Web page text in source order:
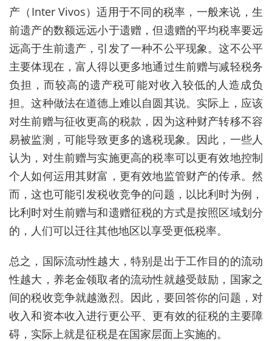
产（ Inter Vivos）适用于不同的税率，一般来说，生
前遗产的数额远远小于遗赠，但遗赠的平均税率要远
远高于生前遗产，引发了一种不公平现象。这不公平
主要体现在，富人得以更多地通过生前赠与减轻税务
负担，而较高的遗产税可能对收入较低的人造成负
担。这种做法在道德上难以自圆其说。实际上，应该
对生前赠与征收更高的税款，因为这种财产转移不容
易被监测，可能导致更多的逃税现象。因此，一些人
认为，对生前赠与实施更高的税率可以更有效地控制
个人如何运用其财富，更有效地监管财产的传承。然
而，这也可能引发税收竞争的问题，以比利时为例，
比利时对生前赠与和遗赠征税的方式是按照区域划分
的，人们可以迁往其他地区以享受更低税率。
总之，国际流动性越大，特别是出于工作目的的流动
性越大，养老金领取者的流动性就越受鼓励，国家之
间的税收竞争就越激烈。因此，要回答你的问题，对
收入和资本收入进行更公平、更有效的征税的主要障
碍，实际上就是征税是在国家层面上实施的。